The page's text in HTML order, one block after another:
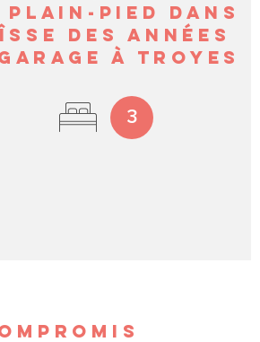
PLAIN-PIED DANS
DES ANNÉES
À TROYES
3